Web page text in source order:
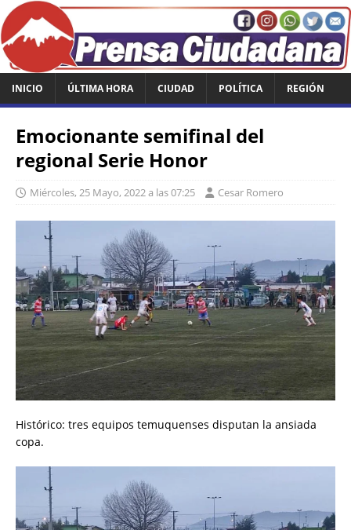
INICIO ÚLTIMA HORA CIUDAD POLÍTICA REGIÓN
Emocionante semifinal del
regional Serie Honor
Miércoles, 25 Mayo, 2022 a las 07:25 Cesar Romero
Histórico: tres equipos temuquenses disputan la ansiada
copa.